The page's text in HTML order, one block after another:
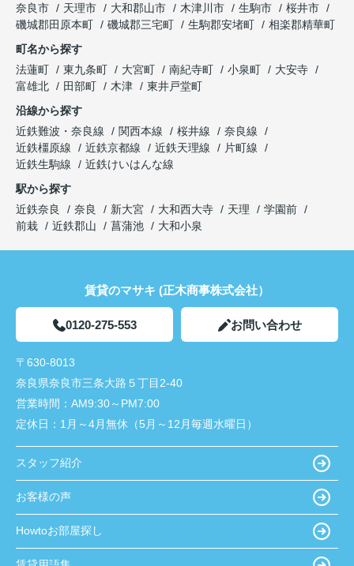
奈良市
天理市 大和郡山市 木津川市 生駒市
桜井市
磯城郡田原本町
磯城郡三宅町 生駒郡安堵町
相楽郡精華町
町名から探す
法蓮町
東九条町 大宮町 南紀寺町 小泉町
大安寺
富雄北
田部町 木津
東井戸堂町
沿線から探す
近鉄難波・奈良線
関西本線 桜井線
奈良線
近鉄橿原線
近鉄京都線 近鉄天理線
片町線
近鉄生駒線
近鉄けいはんな線
駅から探す
近鉄奈良
奈良 新大宮 大和西大寺 天理
学園前
前栽
近鉄郡山 菖蒲池 大和小泉
賃貸のマサキ (正木商事株式会社）
0120-275-553 お問い合わせ
〒630-8013
奈良県奈良市三条大路５丁目2-40
営業時間： AM9:30～PM7:00
定休日： 1月～4月無休（5月～12月毎週水曜日）
スタッフ紹介
お客様の声
Howtoお部屋探し